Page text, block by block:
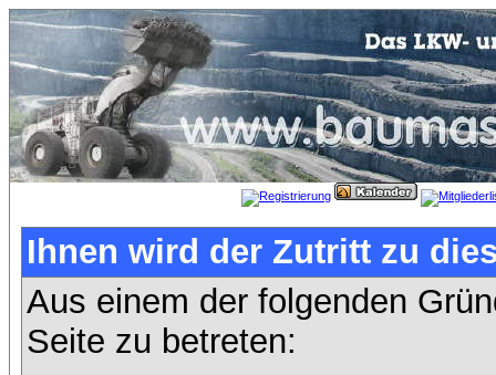
Ihnen wird der Zutritt zu
Aus einem der folgenden
Seite zu betreten: